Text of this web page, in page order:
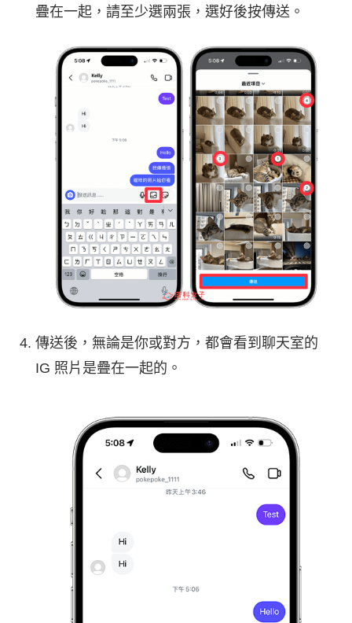
疊在一起，請至少選兩張，選好後按傳送。
傳送後，無論是你或對方，都會看到聊天室的
IG 照片是疊在一起的。